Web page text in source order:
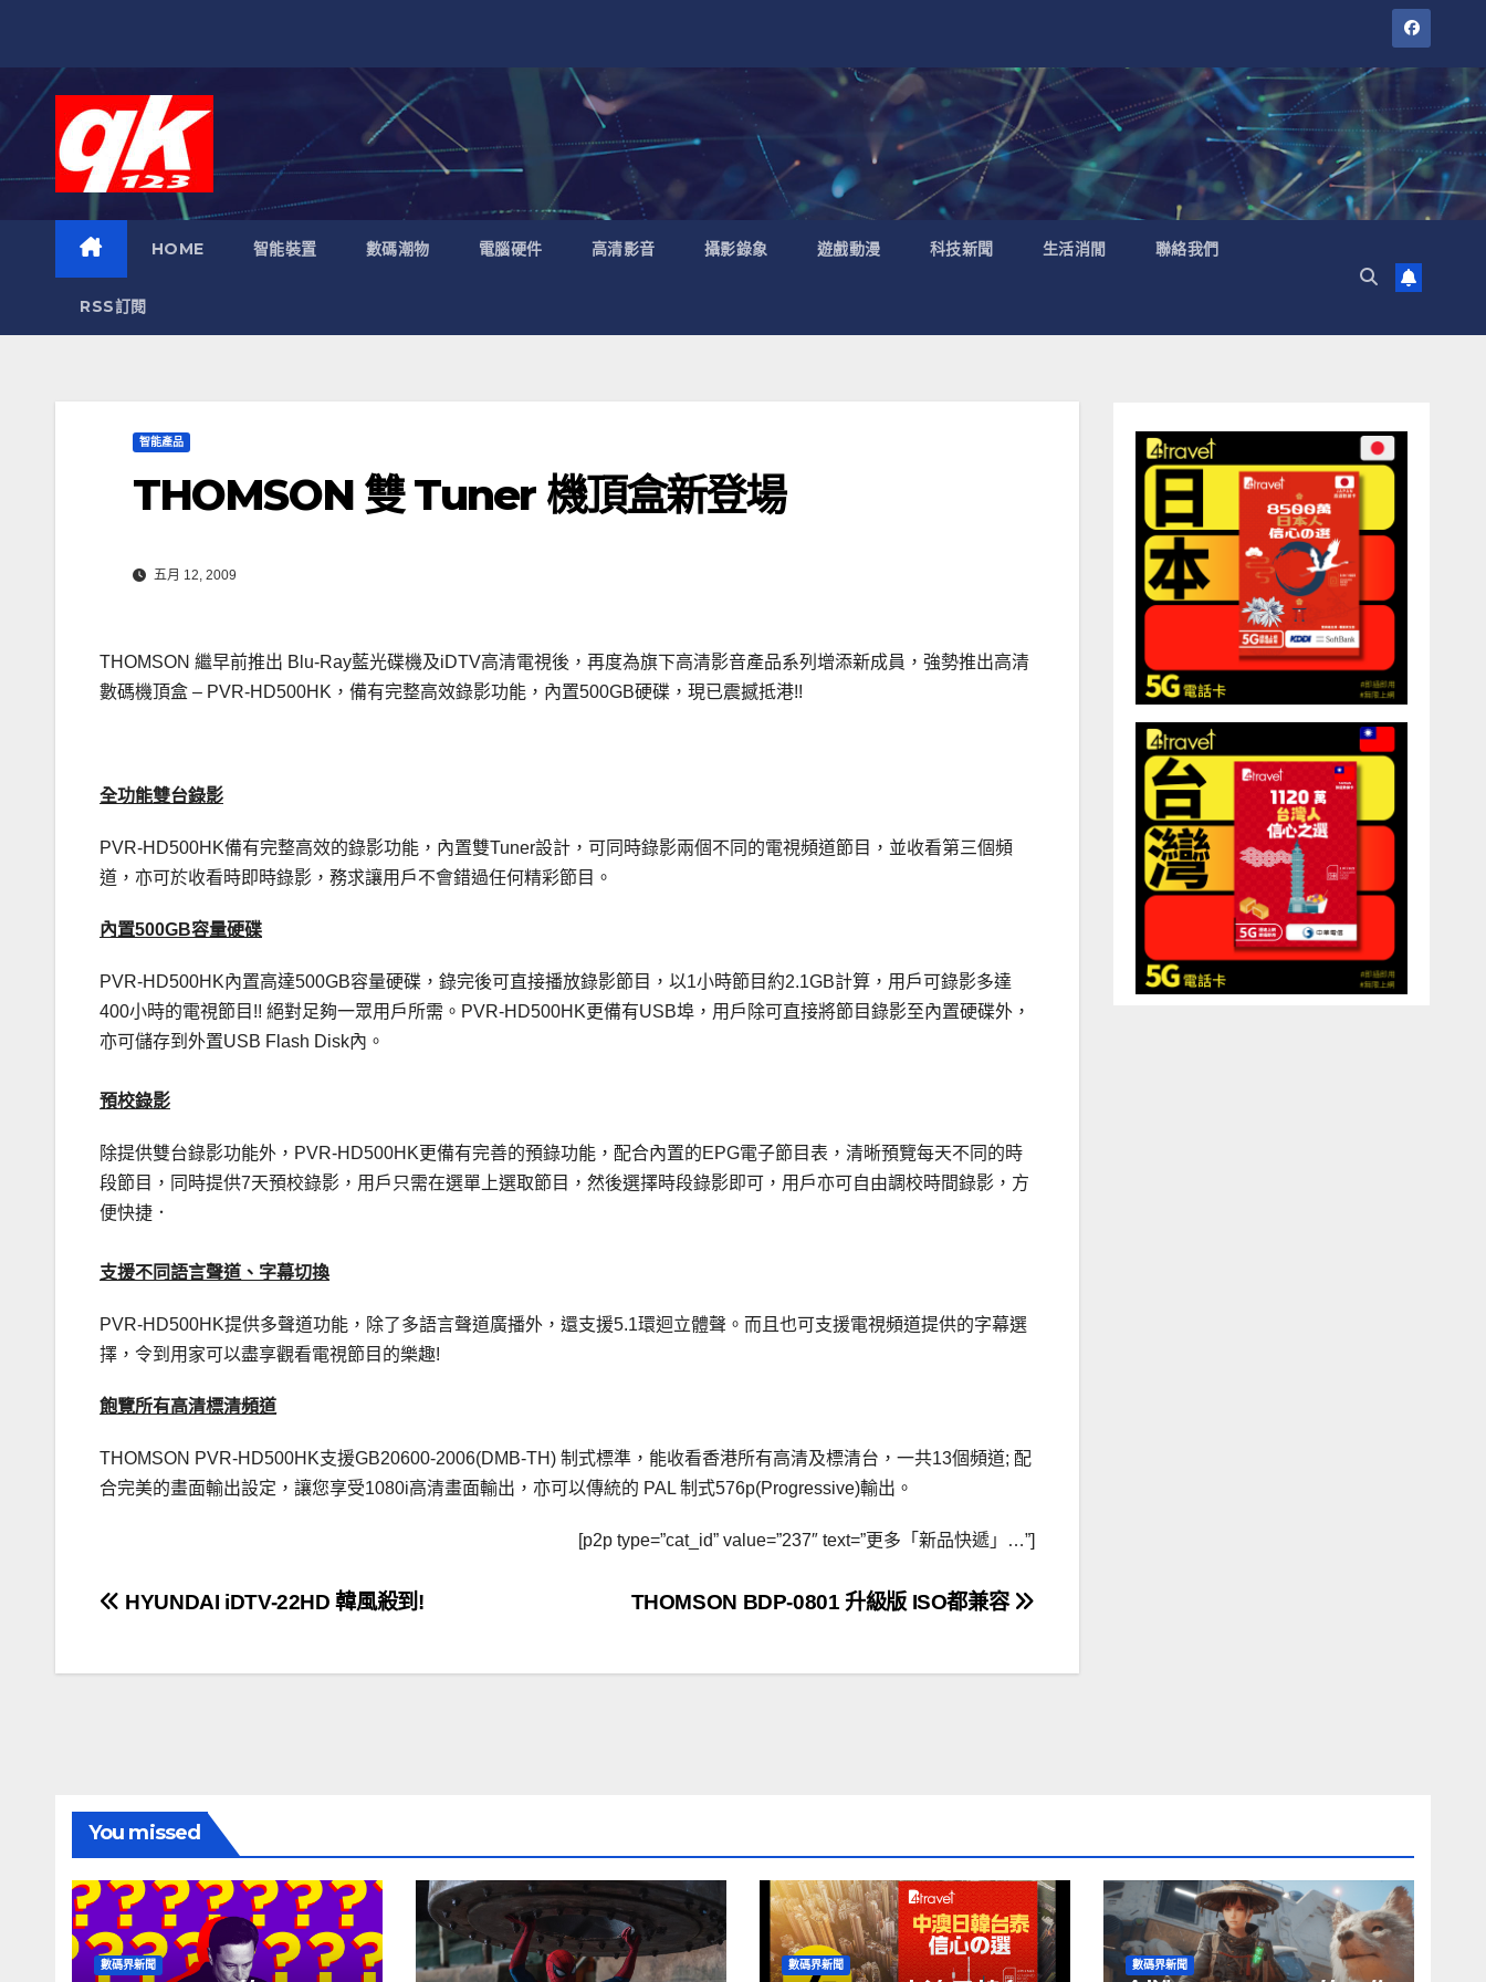
HOME 智能裝置 數碼潮物 電腦硬件 高清影音 攝影錄象 遊戲動漫 科技新聞 生活消閒 聯絡我們
RSS訂閱
智能產品
THOMSON 雙 Tuner 機頂盒新登場
五月 12, 2009
THOMSON 繼早前推出 Blu-Ray藍光碟機及iDTV高清電視後，再度為旗下高清影音產品系列增添新成員，強勢推出高清
數碼機頂盒 – PVR-HD500HK，備有完整高效錄影功能，內置500GB硬碟，現已震撼抵港!!
全功能雙台錄影
PVR-HD500HK備有完整高效的錄影功能，內置雙Tuner設計，可同時錄影兩個不同的電視頻道節目，並收看第三個頻
道，亦可於收看時即時錄影，務求讓用戶不會錯過任何精彩節目。
內置500GB容量硬碟
PVR-HD500HK內置高達500GB容量硬碟，錄完後可直接播放錄影節目，以1小時節目約2.1GB計算，用戶可錄影多達
400小時的電視節目!! 絕對足夠一眾用戶所需。PVR-HD500HK更備有USB埠，用戶除可直接將節目錄影至內置硬碟外，
亦可儲存到外置USB Flash Disk內。
預校錄影
除提供雙台錄影功能外，PVR-HD500HK更備有完善的預錄功能，配合內置的EPG電子節目表，清晰預覽每天不同的時
段節目，同時提供7天預校錄影，用戶只需在選單上選取節目，然後選擇時段錄影即可，用戶亦可自由調校時間錄影，方
便快捷．
支援不同語言聲道、字幕切換
PVR-HD500HK提供多聲道功能，除了多語言聲道廣播外，還支援5.1環迴立體聲。而且也可支援電視頻道提供的字幕選
擇，令到用家可以盡享觀看電視節目的樂趣!
飽覽所有高清標清頻道
THOMSON PVR-HD500HK支援GB20600-2006(DMB-TH) 制式標準，能收看香港所有高清及標清台，一共13個頻道; 配
合完美的畫面輸出設定，讓您享受1080i高清畫面輸出，亦可以傳統的 PAL 制式576p(Progressive)輸出。
[p2p type=”cat_id” value=”237″ text=”更多「新品快遞」…”]
文
THOMSON BDP-0801 升級版 ISO都兼容
HYUNDAI iDTV-22HD 韓風殺到!
You missed
數碼界新聞 數碼界新聞 數碼界新聞